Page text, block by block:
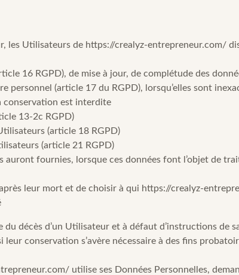
les Utilisateurs de https://crealyz-entrepreneur.com/
16 RGPD), de mise à jour, de complétude des
personnel (article 17 du RGPD), lorsqu’elles sont
conservation est interdite
13-2c RGPD)
(article 18 RGPD)
(article 21 RGPD)
fournies, lorsque ces données font l’objet de
leur mort et de choisir à qui https://crealyz-
du décès d’un Utilisateur et à défaut d’instructions de
leur conservation s’avère nécessaire à des fins
utilise ses Données Personnelles,